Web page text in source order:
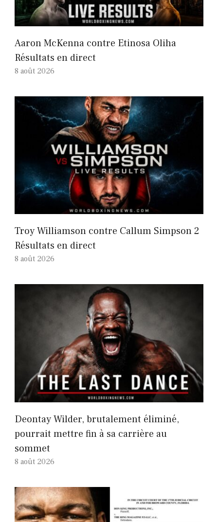
Aaron McKenna contre Etinosa Oliha
Résultats en direct
8 août 2026
Troy Williamson contre Callum Simpson 2
Résultats en direct
8 août 2026
Deontay Wilder, brutalement éliminé,
pourrait mettre fin à sa carrière au
sommet
8 août 2026